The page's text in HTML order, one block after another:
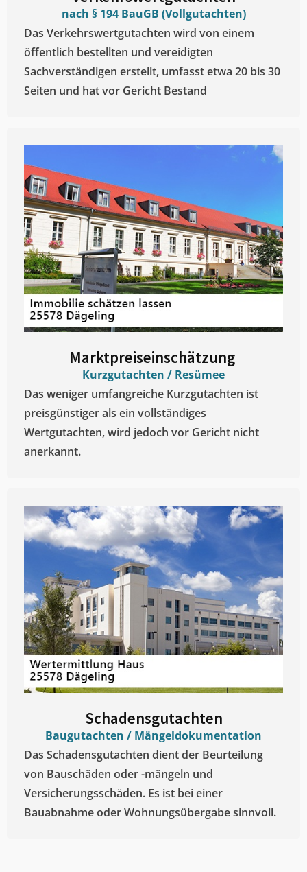
nach § 194 BauGB (Vollgutachten)
Das Verkehrswertgutachten wird von einem
öffentlich bestellten und vereidigten
Sachverständigen erstellt, umfasst etwa 20 bis 30
Seiten und hat vor Gericht Bestand
Marktpreiseinschätzung ​
Kurzgutachten / Resümee
Das weniger umfangreiche Kurzgutachten ist
preisgünstiger als ein vollständiges
Wertgutachten, wird jedoch vor Gericht nicht
anerkannt.
Schadensgutachten
Baugutachten / Mängeldokumentation
Das Schadensgutachten dient der Beurteilung
von Bauschäden oder -mängeln und
Versicherungsschäden. Es ist bei einer
Bauabnahme oder Wohnungsübergabe sinnvoll.